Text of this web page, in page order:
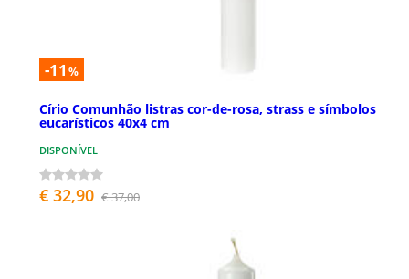
-11 %
Círio Comunhão listras cor-de-rosa, strass e símbolos
eucarísticos 40x4 cm
DISPONÍVEL
€ 32,90 € 37,00